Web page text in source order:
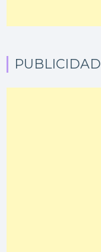
PUBLICIDAD